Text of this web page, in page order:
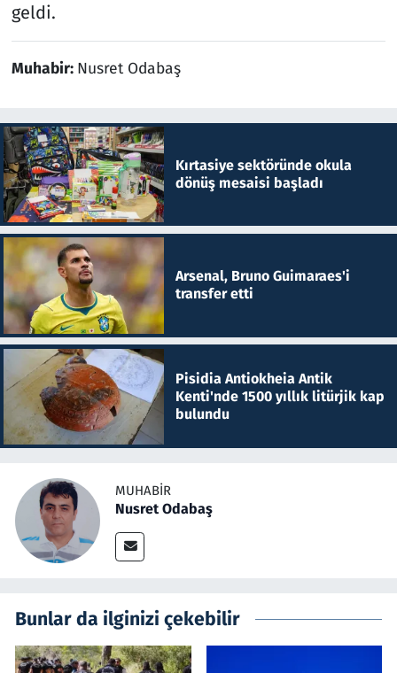
geldi.
Muhabir: Nusret Odabaş
Kırtasiye sektöründe okula
dönüş mesaisi başladı
Arsenal, Bruno Guimaraes'i
transfer etti
Pisidia Antiokheia Antik
Kenti'nde 1500 yıllık litürjik kap
bulundu
MUHABIR
Nusret Odabaş
Bunlar da ilginizi çekebilir
Televizyon